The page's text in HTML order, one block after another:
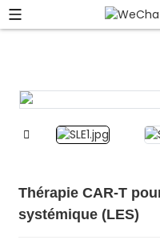
Thérapie CAR-T
systémique (LES)